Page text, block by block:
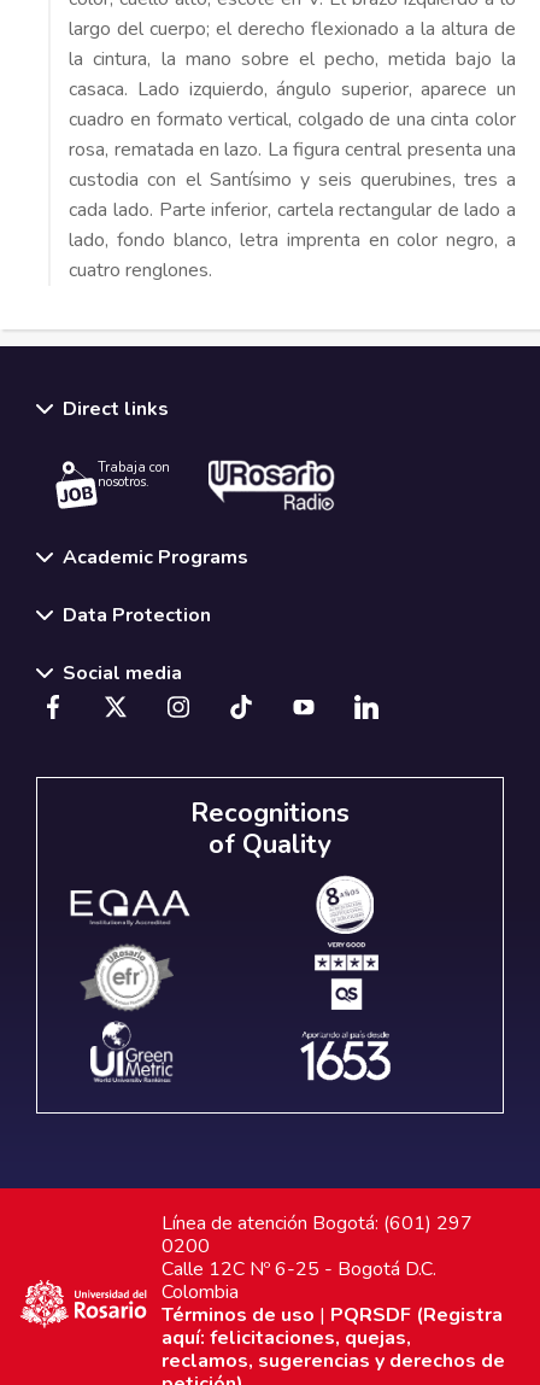
largo del cuerpo; el derecho flexionado a la altura de
la cintura, la mano sobre el pecho, metida bajo la
casaca. Lado izquierdo, ángulo superior, aparece un
cuadro en formato vertical, colgado de una cinta color
rosa, rematada en lazo. La figura central presenta una
custodia con el Santísimo y seis querubines, tres a
cada lado. Parte inferior, cartela rectangular de lado a
lado, fondo blanco, letra imprenta en color negro, a
cuatro renglones.
Direct links
Trabaja con
nosotros.
Academic Programs
Data Protection
Social media
Recognitions
of Quality
Línea de atención Bogotá: (601) 297
0200
Calle 12C Nº 6-25 - Bogotá D.C.
Colombia
Términos de uso | PQRSDF (Registra
aquí: felicitaciones, quejas,
reclamos, sugerencias y derechos de